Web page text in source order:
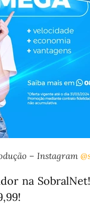
– Instagram
na SobralNet!